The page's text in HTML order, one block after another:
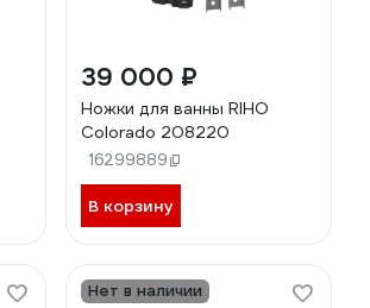
39 000 ₽
Ножки для ванны RIHO
Colorado 208220
16299889
В корзину
Нет в наличии